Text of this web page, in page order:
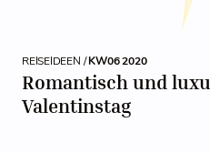
REISEIDEEN /KW06 2020
Romantisch und
Valentinstag